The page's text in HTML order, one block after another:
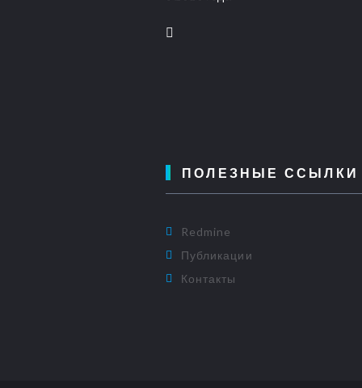
ПОЛЕЗНЫЕ ССЫЛКИ
Redmine
Публикации
Контакты